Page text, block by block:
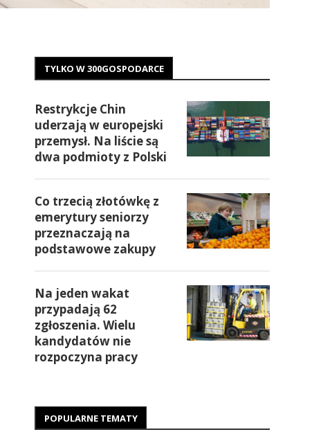
TYLKO W 300GOSPODARCE
Restrykcje Chin
uderzają w europejski
przemysł. Na liście są
dwa podmioty z Polski
Co trzecią złotówkę z
emerytury seniorzy
przeznaczają na
podstawowe zakupy
Na jeden wakat
przypadają 62
zgłoszenia. Wielu
kandydatów nie
rozpoczyna pracy
POPULARNE TEMATY